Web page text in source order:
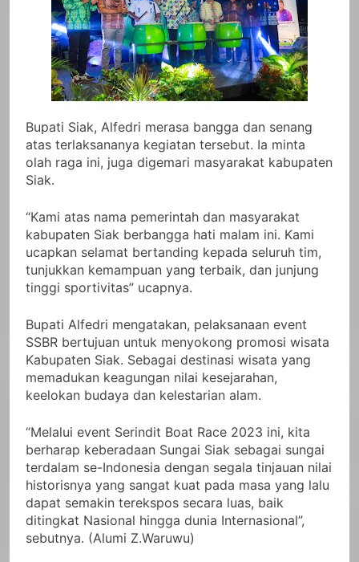
Bupati Siak, Alfedri merasa bangga dan senang
atas terlaksananya kegiatan tersebut. Ia minta
olah raga ini, juga digemari masyarakat kabupaten
“Kami atas nama pemerintah dan masyarakat
kabupaten Siak berbangga hati malam ini. Kami
ucapkan selamat bertanding kepada seluruh tim,
tunjukkan kemampuan yang terbaik, dan junjung
tinggi sportivitas” ucapnya.
Bupati Alfedri mengatakan, pelaksanaan event
SSBR bertujuan untuk menyokong promosi wisata
Kabupaten Siak. Sebagai destinasi wisata yang
memadukan keagungan nilai kesejarahan,
keelokan budaya dan kelestarian alam.
“Melalui event Serindit Boat Race 2023 ini, kita
berharap keberadaan Sungai Siak sebagai sungai
terdalam se-Indonesia dengan segala tinjauan nilai
historisnya yang sangat kuat pada masa yang lalu
dapat semakin terekspos secara luas, baik
ditingkat Nasional hingga dunia Internasional”,
sebutnya. (Alumi Z.Waruwu)